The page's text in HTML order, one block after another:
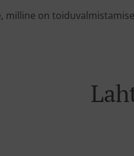
milline on